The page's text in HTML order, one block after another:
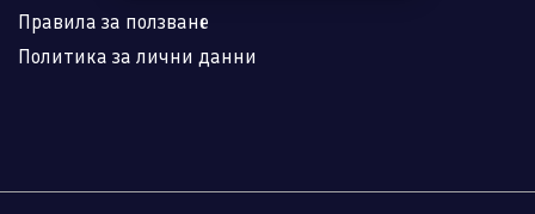
Правила за ползване
Политика за лични данни